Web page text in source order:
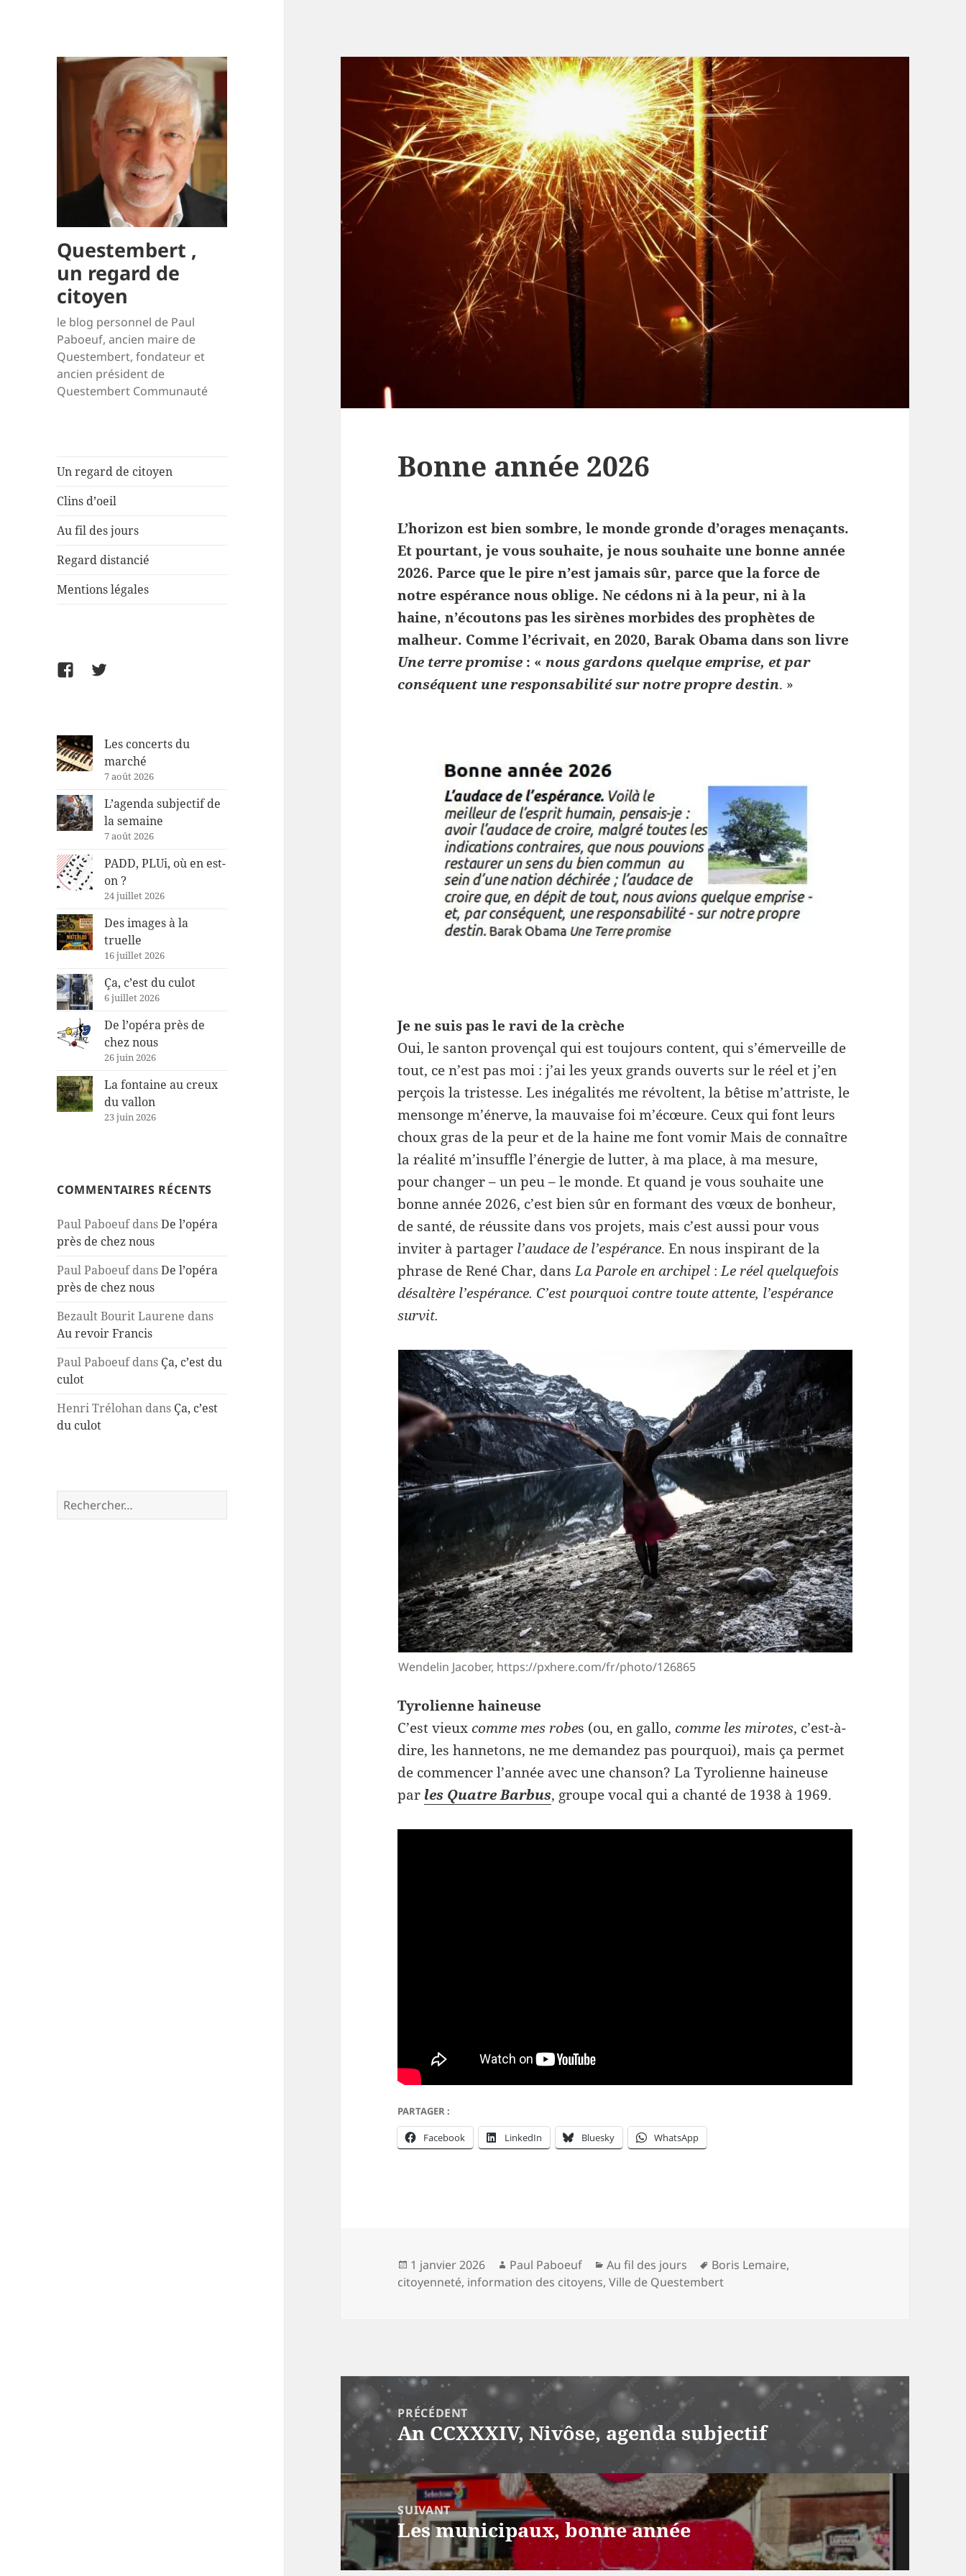
Questembert ,
un regard de
citoyen
le blog personnel de Paul
Paboeuf, ancien maire de
Questembert, fondateur et
ancien président de
Questembert Communauté
Un regard de citoyen
Clins d’oeil
Au fil des jours
Regard distancié
Mentions légales
FacebookTwitter
Les concerts du
marché
7 août 2026
L’agenda subjectif de
la semaine
7 août 2026
PADD, PLUi, où en est-
on ?
24 juillet 2026
Des images à la
truelle
16 juillet 2026
Ça, c’est du culot
6 juillet 2026
De l’opéra près de
chez nous
26 juin 2026
La fontaine au creux
du vallon
23 juin 2026
COMMENTAIRES RÉCENTS
Paul PaboeufdansDe l’opéra
près de chez nous
Paul PaboeufdansDe l’opéra
près de chez nous
Bezault Bourit Laurene dans
Au revoir Francis
Paul Paboeufdans Ça, c’est du
culot
Henri Trélohan dans Ça, c’est
du culot
Rechercher :
Bonne année 2026
L’horizon est bien sombre, le monde gronde d’orages menaçants.
Et pourtant, je vous souhaite, je nous souhaite une bonne année
2026. Parce que le pire n’est jamais sûr, parce que la force de
notre espérance nous oblige. Ne cédons ni à la peur, ni à la
haine, n’écoutons pas les sirènes morbides des prophètes de
malheur. Comme l’écrivait, en 2020, Barak Obama dans son livre
Une terre promise : «nous gardons quelque emprise, et par
conséquent une responsabilité sur notre propre destin. »
Je ne suis pas le ravi de la crèche
Oui, le santon provençal qui est toujours content, qui s’émerveille de
tout, ce n’est pas moi : j’ai les yeux grands ouverts sur le réel et j’en
perçois la tristesse. Les inégalités me révoltent, la bêtise m’attriste, le
mensonge m’énerve, la mauvaise foi m’écœure. Ceux qui font leurs
choux gras de la peur et de la haine me font vomir Mais de connaître
la réalité m’insuffle l’énergie de lutter, à ma place, à ma mesure,
pour changer – un peu – le monde. Et quand je vous souhaite une
bonne année 2026, c’est bien sûr en formant des vœux de bonheur,
de santé, de réussite dans vos projets, mais c’est aussi pour vous
inviter à partager l’audace de l’espérance. En nous inspirant de la
phrase de René Char, dansLa Parole en archipel :Le réel quelquefois
désaltère l’espérance. C’est pourquoi contre toute attente, l’espérance
survit.
Wendelin Jacober, https://pxhere.com/fr/photo/126865
Tyrolienne haineuse
C’est vieuxcomme mes robes (ou, en gallo,comme les mirotes, c’est-à-
dire, les hannetons, ne me demandez pas pourquoi), mais ça permet
de commencer l’année avec une chanson? La Tyrolienne haineuse
par les Quatre Barbus, groupe vocal qui a chanté de 1938 à 1969.
PARTAGER :
Facebook LinkedIn Bluesky WhatsApp
Publié
le
1 janvier 2026 Auteur
Paul Paboeuf Catégories
Au fil des jours
Mots-
clés
Boris Lemaire,
citoyenneté, information des citoyens,Ville de Questembert
Navigation
l’article
PRÉCÉDENT
Article
précédent :
An CCXXXIV, Nivôse, agenda subjectif
SUIVANT
Article
suivant :
Les municipaux, bonne année